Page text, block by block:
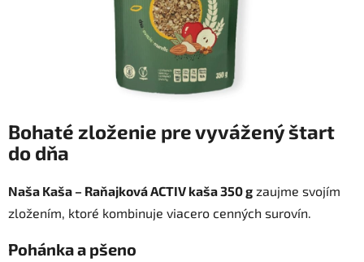
Bohaté zloženie pre vyvážený štart
do dňa
Naša Kaša – Raňajková ACTIV kaša 350 g zaujme svojím
zložením, ktoré kombinuje viacero cenných surovín.
Pohánka a pšeno